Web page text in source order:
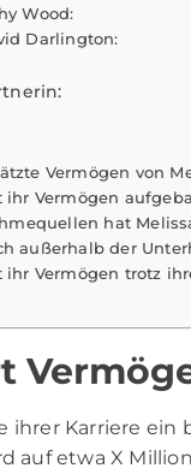
Wood:
Darlington:
Vermögen von
Vermögen
hat
außerhalb der
ihr Vermögen trotz
ihrer Karriere
auf etwa X